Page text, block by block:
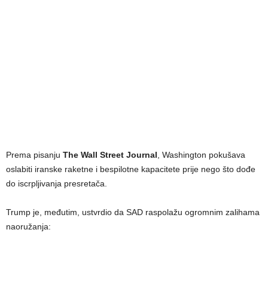
Prema pisanju The Wall Street Journal , Washington pokušava
oslabiti iranske raketne i bespilotne kapacitete prije nego što dođe
do iscrpljivanja presretača.
Trump je, međutim, ustvrdio da SAD raspolažu ogromnim zalihama
naoružanja: